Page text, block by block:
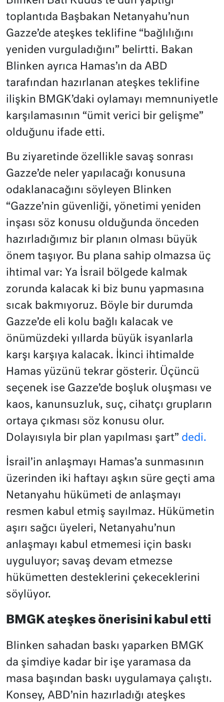
toplantıda Başbakan Netanyahu’nun
Gazze’de ateşkes teklifine “bağlılığını
yeniden vurguladığını” belirtti. Bakan
Blinken ayrıca Hamas’ın da ABD
tarafından hazırlanan ateşkes teklifine
ilişkin BMGK’daki oylamayı memnuniyetle
karşılamasının “ümit verici bir gelişme”
olduğunu ifade etti.
Bu ziyaretinde özellikle savaş sonrası
Gazze’de neler yapılacağı konusuna
odaklanacağını söyleyen Blinken
“Gazze’nin güvenliği, yönetimi yeniden
inşası söz konusu olduğunda önceden
hazırladığımız bir planın olması büyük
önem taşıyor. Bu plana sahip olmazsa üç
ihtimal var: Ya İsrail bölgede kalmak
zorunda kalacak ki biz bunu yapmasına
sıcak bakmıyoruz. Böyle bir durumda
Gazze’de eli kolu bağlı kalacak ve
önümüzdeki yıllarda büyük isyanlarla
karşı karşıya kalacak. İkinci ihtimalde
Hamas yüzünü tekrar gösterir. Üçüncü
seçenek ise Gazze’de boşluk oluşması ve
kaos, kanunsuzluk, suç, cihatçı grupların
ortaya çıkması söz konusu olur.
Dolayısıyla bir plan yapılması şart” dedi.
İsrail’in anlaşmayı Hamas’a sunmasının
üzerinden iki haftayı aşkın süre geçti ama
Netanyahu hükümeti de anlaşmayı
resmen kabul etmiş sayılmaz. Hükümetin
aşırı sağcı üyeleri, Netanyahu’nun
anlaşmayı kabul etmemesi için baskı
uyguluyor; savaş devam etmezse
hükümetten desteklerini çekeceklerini
söylüyor.
BMGK ateşkes önerisini kabul etti
Blinken sahadan baskı yaparken BMGK
da şimdiye kadar bir işe yaramasa da
masa başından baskı uygulamaya çalıştı.
Konsey, ABD’nin hazırladığı ateşkes